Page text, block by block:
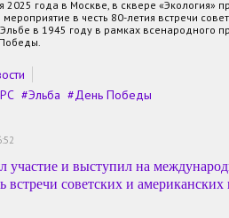
2025 года в Москве, в сквере «Экология»
мероприятие в честь 80-летия встречи
в 1945 году в рамках всенародного
Эльба
День Победы
участие и выступил на
встречи советских и